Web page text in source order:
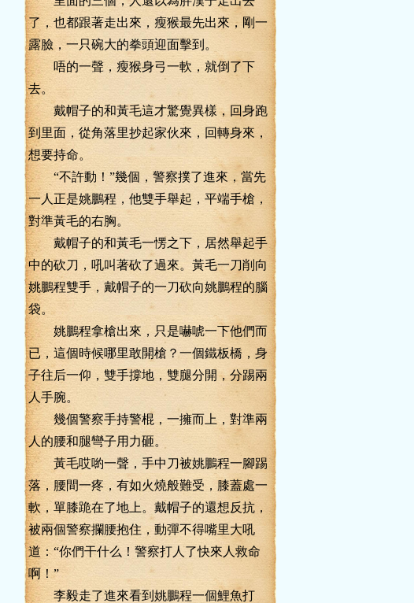
了，也都跟著走出來，瘦猴最先出來，剛一
露臉，一只碗大的拳頭迎面擊到。
唔的一聲，瘦猴身弓一軟，就倒了下
去。
戴帽子的和黃毛這才驚覺異樣，回身跑
到里面，從角落里抄起家伙來，回轉身來，
想要持命。
“不許動！”幾個，警察撲了進來，當先
一人正是姚鵬程，他雙手舉起，平端手槍，
對準黃毛的右胸。
戴帽子的和黃毛一愣之下，居然舉起手
中的砍刀，吼叫著砍了過來。黃毛一刀削向
姚鵬程雙手，戴帽子的一刀砍向姚鵬程的腦
袋。
姚鵬程拿槍出來，只是嚇唬一下他們而
已，這個時候哪里敢開槍？一個鐵板橋，身
子往后一仰，雙手撐地，雙腿分開，分踢兩
人手腕。
幾個警察手持警棍，一擁而上，對準兩
人的腰和腿彎子用力砸。
黃毛哎喲一聲，手中刀被姚鵬程一腳踢
落，腰間一疼，有如火燒般難受，膝蓋處一
軟，單膝跪在了地上。戴帽子的還想反抗，
被兩個警察攔腰抱住，動彈不得嘴里大吼
道：“你們干什么！警察打人了快來人救命
啊！”
李毅走了進來看到姚鵬程一個鯉魚打